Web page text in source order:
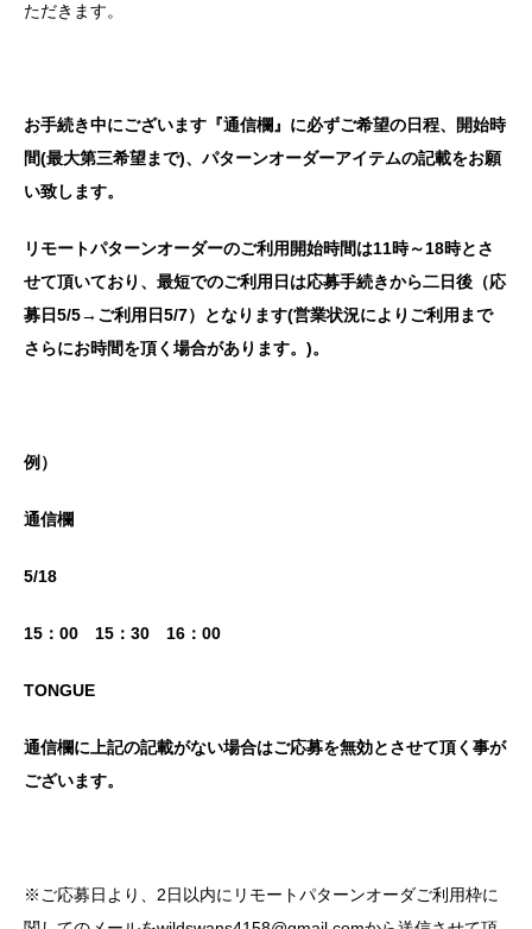
ただきます。
お手続き中にございます『通信欄』に必ずご希望の日程、開始時
間(最大第三希望まで)、パターンオーダーアイテムの記載をお願
い致します。
リモートパターンオーダーのご利用開始時間は11時～18時とさ
せて頂いており、 最短でのご利用日は応募手続きから二日後（応
募日5/5→ご利用日5/7）となります(営業状況によりご利用まで
さらにお時間を頂く場合があります。 )。
例）
通信欄
5/18
15：00 15：30 16：00
TONGUE
通信欄に上記の記載がない場合はご応募を無効とさせて頂く事が
ございます。
※ご応募日より、2日以内にリモートパターンオーダご利用枠に